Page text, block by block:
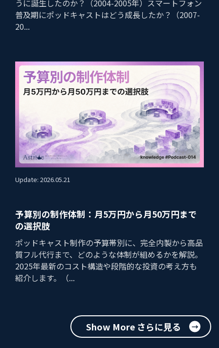
うに誕生したのか？（2004-2005年）スマートフォン
普及期にポッドキャストはどう成長したか？（2007-
20...
Update: 2026.05.21
予算別の制作体制：月5万円から月50万円まで
の選択肢
ポッドキャスト制作の予算帯別に、完全内製から高品
質フル代行まで、どのような体制が組めるかを解説。
2025年最新のコスト構造や段階的な投資の考え方も
紹介します。（...
Show More さらに見る